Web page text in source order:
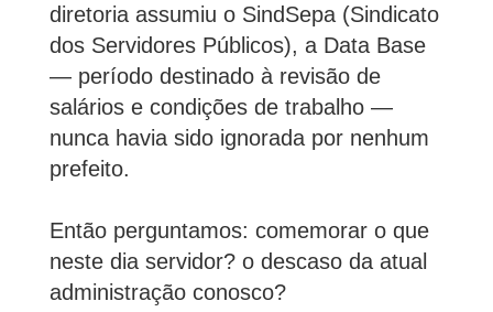
diretoria assumiu o SindSepa (Sindicato
dos Servidores Públicos), a Data Base
— período destinado à revisão de
salários e condições de trabalho —
nunca havia sido ignorada por nenhum
prefeito.
Então perguntamos: comemorar o que
neste dia servidor? o descaso da atual
administração conosco?